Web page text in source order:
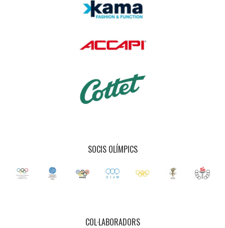
SOCIS OLÍMPICS
COL·LABORADORS